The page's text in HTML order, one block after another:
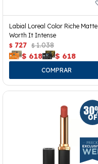
Labial Loreal Color Riche Matte
Worth It Intense
$ 727 $ 1.038
$ 618 $ 618